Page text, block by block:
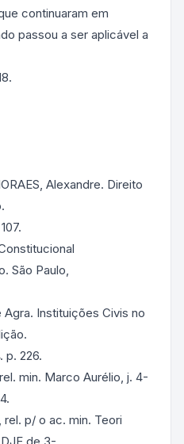
continuaram em
passou a ser aplicável a
Alexandre. Direito
São Paulo,
Agra. Instituições Civis no
p. 226.
min. Marco Aurélio, j. 4-
rel. p/ o ac. min. Teori